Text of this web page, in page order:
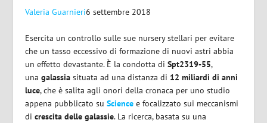
Valeria Guarnieri6 settembre 2018
Esercita un controllo sulle sue nursery stellari per evitare
che un tasso eccessivo di formazione di nuovi astri abbia
un effetto devastante. È la condotta diSpt2319-55,
una galassia situata ad una distanza di 12 miliardi di anni
luce, che è salita agli onori della cronaca per uno studio
appena pubblicato suScience e focalizzato sui meccanismi
dicrescita delle galassie. La ricerca, basata su una